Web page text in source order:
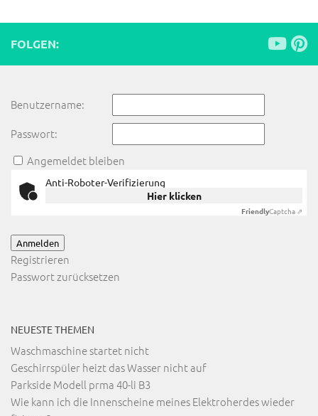
FOLGEN:
Benutzername:
Passwort:
Angemeldet bleiben
Anti-Roboter-Verifizierung
Hier klicken
FriendlyCaptcha ⇗
Anmelden
Registrieren
Passwort zurücksetzen
NEUESTE THEMEN
Waschmaschine startet nicht
Geschirrspüler heizt das Wasser nicht auf
Parkside Modell prma 40-li B3
Wie kann ich die Innenscheine meines Elektroherdes wieder